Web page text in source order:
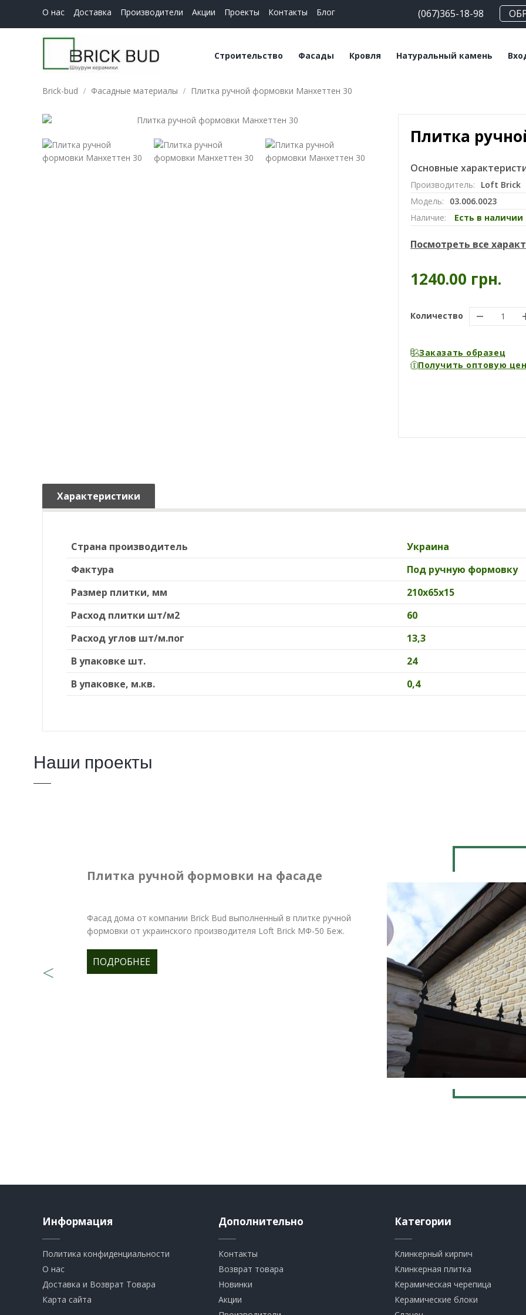
О нас Доставка Производители Акции Проекты Контакты Блог (067)365-18-98
Строительство
Керамические блоки
Строительные смеси
Фасады
Плитка клинкерная
Клинкерный кирпич
Кровля
Керамическая
Натуральный камень
Травертин
Мрамор
Brick-bud Фасадные материалы Плитка ручной формовки Манхеттен 30
Плитка
Основные
Производитель:
Loft Brick
Модель:
03.006.0023
Наличие:
Есть в наличии
Посмотреть все
1240.00 грн.
Количество
Заказать образец
Получить оптовую
Характеристики
Страна производитель
Украина
Фактура
Под ручную формовку
Размер плитки, мм
210х65х15
Расход плитки шт/м2
60
Расход углов шт/м.пог
13,3
В упаковке шт.
24
В упаковке, м.кв.
0,4
Наши проекты
Плитка ручной формовки на фасаде
Фасад дома от компании Brick Bud выполненный в плитке ручной
формовки от украинского производителя Loft Brick МФ-50 Беж.
ПОДРОБНЕЕ
Информация
Политика конфиденциальности
О нас
Доставка и Возврат Товара
Карта сайта
Дополнительно
Контакты
Возврат товара
Новинки
Акции
Категории
Клинкерный кирпич​
​Клинкерная плитка
​Керамическая черепица
​Керамические блоки